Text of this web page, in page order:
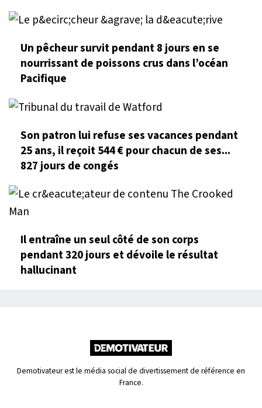
Un pêcheur survit pendant 8 jours en se
nourrissant de poissons crus dans l’océan
Pacifique
Son patron lui refuse ses vacances pendant
25 ans, il reçoit 544 € pour chacun de ses...
827 jours de congés
Il entraîne un seul côté de son corps
pendant 320 jours et dévoile le résultat
hallucinant
Demotivateur est le média social de divertissement de référence en
France.